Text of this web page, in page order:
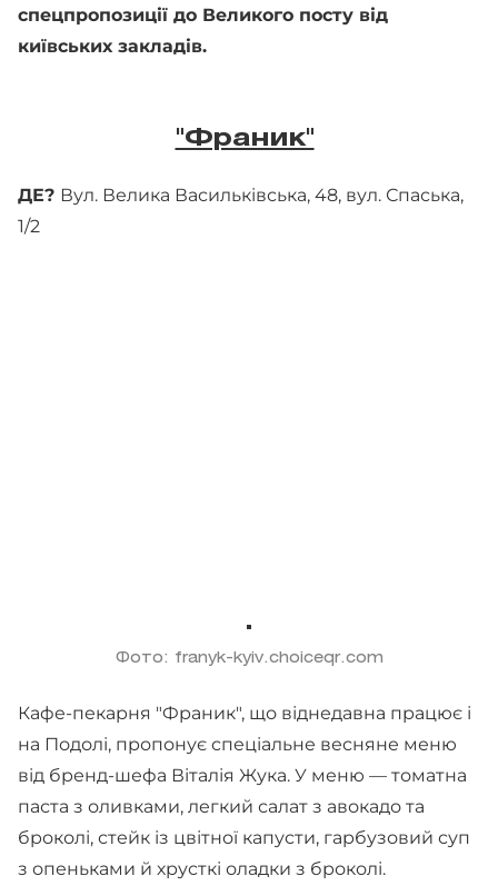
спецпропозиції до Великого посту від
київських закладів.
"Франик"
ДЕ? Вул. Велика Васильківська, 48, вул. Спаська,
1/2
Фото: franyk-kyiv.choiceqr.com
Кафе-пекарня "Франик", що віднедавна працює і
на Подолі, пропонує спеціальне весняне меню
від бренд-шефа Віталія Жука. У меню — томатна
паста з оливками, легкий салат з авокадо та
броколі, стейк із цвітної капусти, гарбузовий суп
з опеньками й хрусткі оладки з броколі.